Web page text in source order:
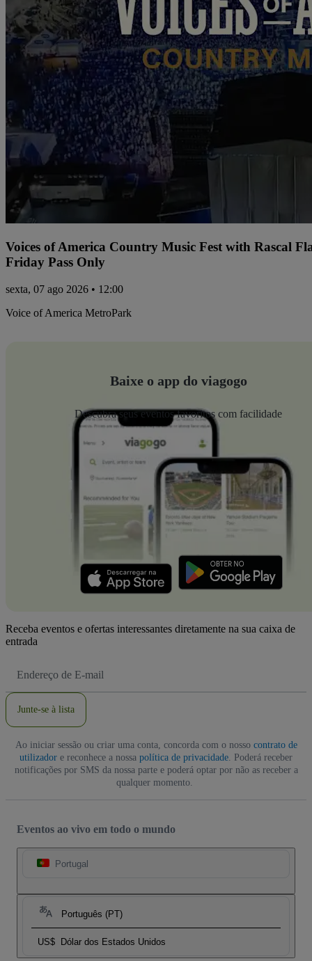
Voices of America Country Music Fest with Rascal
Friday Pass Only
sexta, 07 ago 2026 • 12:00
Voice of America MetroPark
Baixe o app do viagogo
Descubra seus eventos favoritos com facilidade
Receba eventos e ofertas interessantes diretamente na sua caixa de
entrada
de
Junte-se à lista
Ao iniciar sessão ou criar uma conta, concorda com o nosso contrato de
utilizador e reconhece a nossa política de privacidade . Poderá receber
notificações por SMS da nossa parte e poderá optar por não as receber a
qualquer momento.
Eventos ao vivo em todo o mundo
Portugal
Português (PT)
US$ Dólar dos Estados Unidos